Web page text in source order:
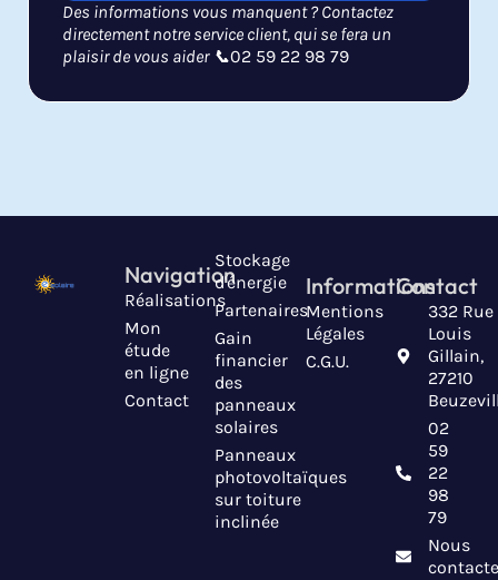
Des informations vous manquent ? Contactez
directement notre service client, qui se fera un
plaisir de vous aider 📞02 59 22 98 79
Navigation
Réalisations
Mon
étude
en ligne
Contact
Stockage
d'énergie
Partenaires
Gain
financier
des
panneaux
solaires
Panneaux
photovoltaïques
sur toiture
inclinée
Informations
Mentions
Légales
C.G.U.
Contact
332 Rue
Louis
Gillain,
27210
02
59
22
98
79
Nous